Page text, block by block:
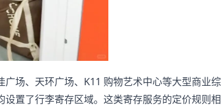
场、天环广场、K11 购物艺术中心等大型商业综
置了行李寄存区域。这类寄存服务的定价规则相